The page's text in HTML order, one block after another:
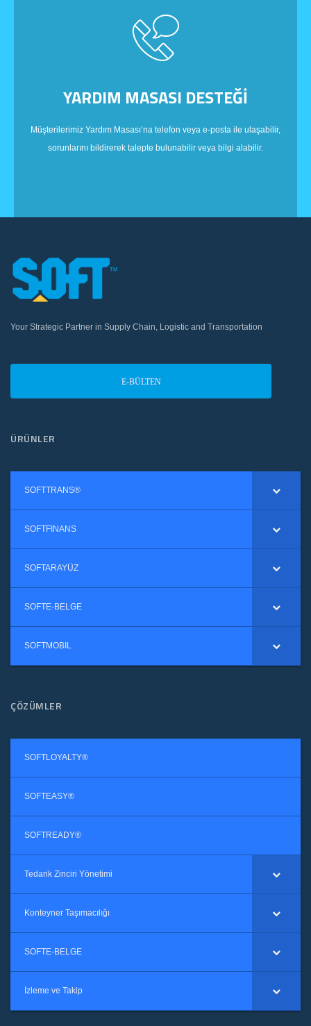
YARDIM MASASI DESTEĞİ
Müşterilerimiz Yardım Masası’na telefon veya e-posta ile ulaşabilir,
sorunlarını bildirerek talepte bulunabilir veya bilgi alabilir.
Your Strategic Partner in Supply Chain, Logistic and Transportation
E-BÜLTEN
ÜRÜNLER
SOFTTRANS®
SOFTFINANS
SOFTARAYÜZ
SOFTE-BELGE
SOFTMOBIL
ÇÖZÜMLER
SOFTLOYALTY®
SOFTEASY®
SOFTREADY®
Tedarik Zinciri Yönetimi
Konteyner Taşımacılığı
SOFTE-BELGE
İzleme ve Takip